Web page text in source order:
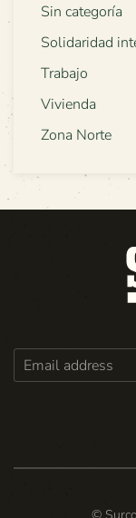
Sin categoría
Solidaridad
Trabajo
Vivienda
Zona Norte